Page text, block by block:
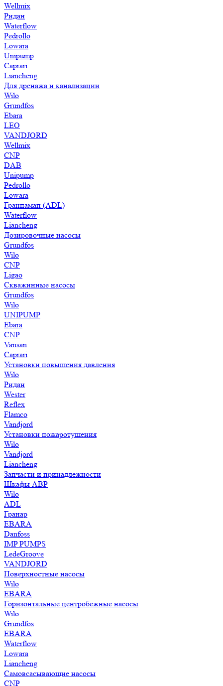
Wellmix
Ридан
Waterflow
Pedrollo
Lowara
Unipump
Caprari
Liancheng
Для дренажа и канализации
Wilo
Grundfos
Ebara
LEO
VANDJORD
Wellmix
CNP
DAB
Unipump
Pedrollo
Lowara
Гранпамап (ADL)
Waterflow
Liancheng
Дозировочные насосы
Grundfos
Wilo
CNP
Ligao
Скважинные насосы
Grundfos
Wilo
UNIPUMP
Ebara
CNP
Vansan
Caprari
Установки повышения давления
Wilo
Ридан
Wester
Reflex
Flamco
Vandjord
Установки пожаротушения
Wilo
Vandjord
Liancheng
Запчасти и принадлежности
Шкафы АВР
Wilo
ADL
Гранар
EBARA
Danfoss
IMP PUMPS
LedeGroove
VANDJORD
Поверхностные насосы
Wilo
EBARA
Горизонтальные центробежные насосы
Wilo
Grundfos
EBARA
Waterflow
Lowara
Liancheng
Самовсасывающие насосы
CNP